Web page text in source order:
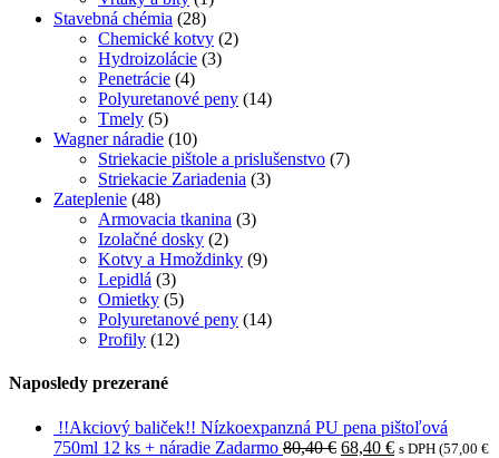
Stavebná chémia (28)
Chemické kotvy (2)
Hydroizolácie (3)
Penetrácie (4)
Polyuretanové peny (14)
Tmely (5)
Wagner náradie (10)
Striekacie pištole a prislušenstvo (7)
Striekacie Zariadenia (3)
Zateplenie (48)
Armovacia tkanina (3)
Izolačné dosky (2)
Kotvy a Hmoždinky (9)
Lepidlá (3)
Omietky (5)
Polyuretanové peny (14)
Profily (12)
Naposledy prezerané
!!Akciový baliček!! Nízkoexpanzná PU pena pištoľová
750ml 12 ks + náradie Zadarmo 80,40€ 68,40 € s DPH (57,00 €